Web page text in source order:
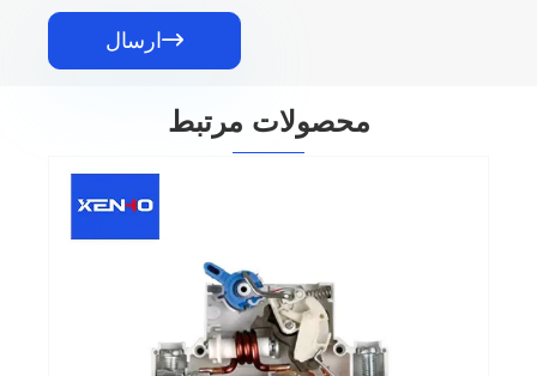
ارسال 
محصولات مرتبط
بیشتر ببینید >>